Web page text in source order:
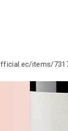
items/